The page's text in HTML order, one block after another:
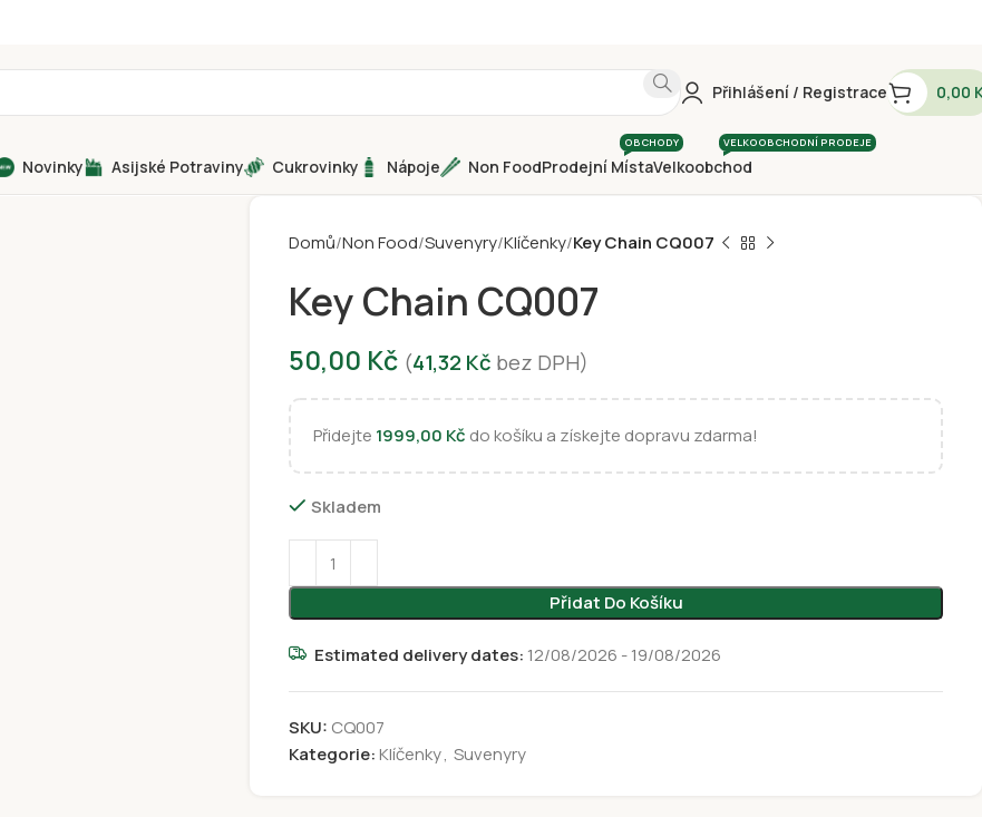
Přihlášení / Registrace 0,00
Novinky Asijské Potraviny Cukrovinky Nápoje Non FoodProdejní Místa
OBCHODY
Velkoobchod
VELKOOBCHODNÍ PRODEJE
Domů Non Food Suvenyry Klíčenky Key Chain CQ007
Key Chain CQ007
50,00 Kč (41,32 Kč bez DPH)
Přidejte 1999,00 Kč do košíku a získejte dopravu zdarma!
Skladem
Přidat Do Košíku
Estimated delivery dates: 12/08/2026 - 19/08/2026
SKU: CQ007
Kategorie:Klíčenky, Suvenyry